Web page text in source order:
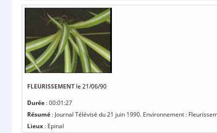
FLEURISSEMENT le 21/06/90
Durée : 00:01:27
Résumé : Journal Télévisé du 21 juin 1990. Environnement :
Lieux : Epinal